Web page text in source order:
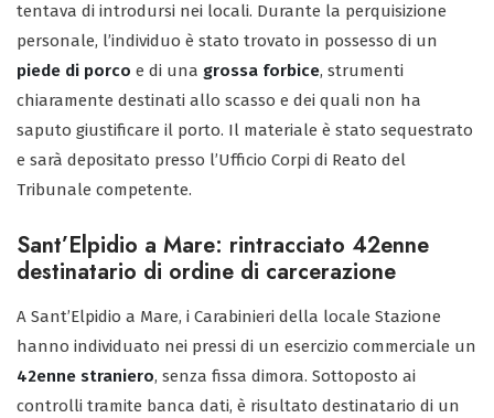
tentava di introdursi nei locali. Durante la perquisizione
personale, l’individuo è stato trovato in possesso di un
piede di porco e di una grossa forbice, strumenti
chiaramente destinati allo scasso e dei quali non ha
saputo giustificare il porto. Il materiale è stato sequestrato
e sarà depositato presso l’Ufficio Corpi di Reato del
Tribunale competente.
Sant’Elpidio a Mare: rintracciato 42enne
destinatario di ordine di carcerazione
A Sant’Elpidio a Mare, i Carabinieri della locale Stazione
hanno individuato nei pressi di un esercizio commerciale un
42enne straniero, senza fissa dimora. Sottoposto ai
controlli tramite banca dati, è risultato destinatario di un